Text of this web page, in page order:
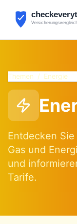
Themen / Energie
Entdecken
Gas und
und
Tarife.